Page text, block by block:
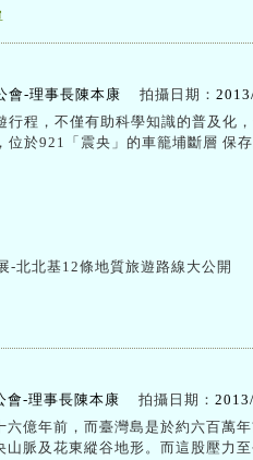
會-理事長陳本康 拍攝日期：
行程，不僅有助科學知識的普及化
於921「震央」的車籠埔斷層 保
-北北基12條地質旅遊路線大公開
會-理事長陳本康 拍攝日期：
六億年前，而臺灣島是於約六百萬
山脈及花東縱谷地形。而這股壓力